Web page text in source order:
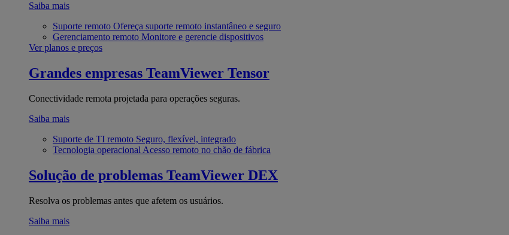
Saiba mais
Suporte remoto Ofereça suporte remoto instantâneo e seguro
Gerenciamento remoto Monitore e gerencie dispositivos
Ver planos e preços
Grandes empresas TeamViewer Tensor
Conectividade remota projetada para operações seguras.
Saiba mais
Suporte de TI remoto Seguro, flexível, integrado
Tecnologia operacional Acesso remoto no chão de fábrica
Solução de problemas TeamViewer DEX
Resolva os problemas antes que afetem os usuários.
Saiba mais